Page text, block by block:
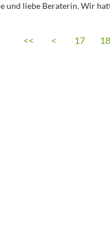
und liebe Beraterin. Wir
<< < 17 18